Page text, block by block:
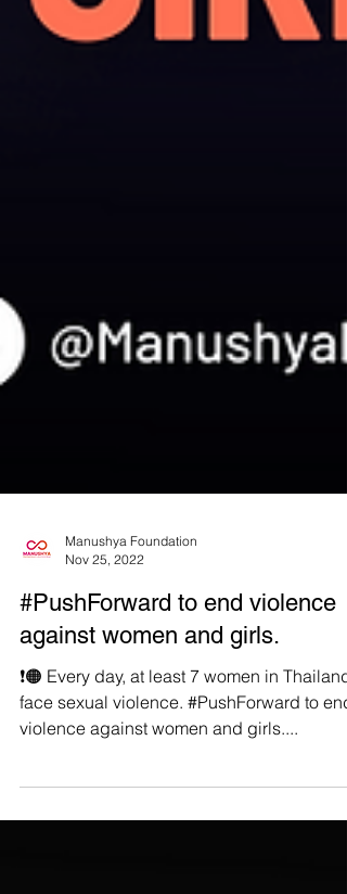
Manushya Foundation
Nov 25, 2022
#PushForward to end violence
against women and girls.
face sexual violence. #PushForward to end
violence against women and girls....